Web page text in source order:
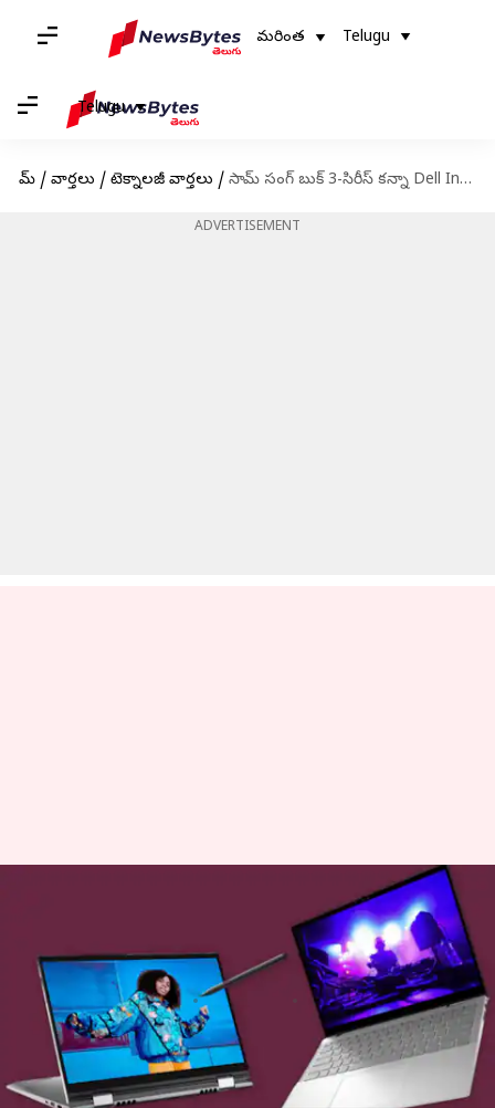
మరింత Telugu
Telugu
హోమ్ / వార్తలు / టెక్నాలజీ వార్తలు / సామ్ సంగ్ బుక్ 3-సిరీస్‌ కన్నా Dell Inspiron 14 ల్యాప్‌టాప్‌లు మెరుగైన ఎంపిక
ADVERTISEMENT
సామ్ సంగ్ బుక్ 3-సిరీస్‌ కన్నా Dell
Inspiron 14 ల్యాప్‌టాప్‌లు
మెరుగైన ఎంపిక
వ్రాసిన వారు Nishkala Sathivada Mar 31, 2023 04:50 pm
ఈ వార్తాకథనం ఏంటి